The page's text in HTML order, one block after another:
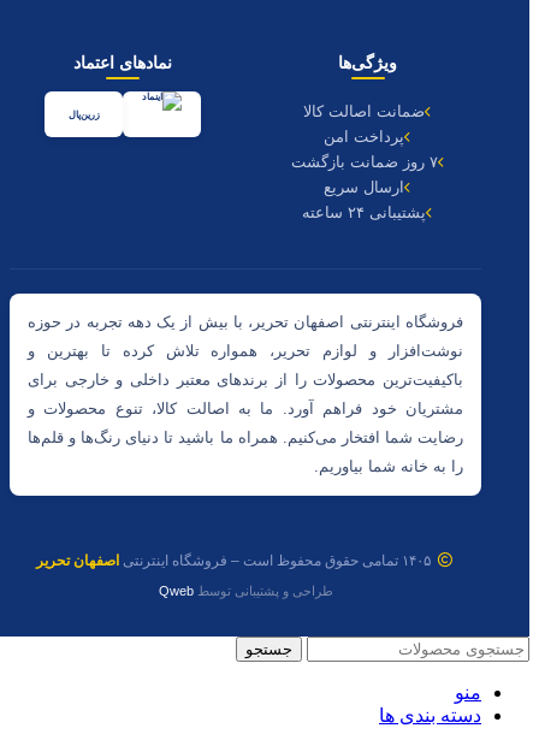
ویژگی‌ها
ضمانت اصالت کالا
پرداخت امن
۷ روز ضمانت بازگشت
ارسال سریع
پشتیبانی ۲۴ ساعته
نمادهای اعتماد
زرین‌پال
فروشگاه اینترنتی اصفهان تحریر، با بیش از یک دهه تجربه در حوزه
نوشت‌افزار و لوازم تحریر، همواره تلاش کرده تا بهترین و
باکیفیت‌ترین محصولات را از برندهای معتبر داخلی و خارجی برای
مشتریان خود فراهم آورد. ما به اصالت کالا، تنوع محصولات و
رضایت شما افتخار می‌کنیم. همراه ما باشید تا دنیای رنگ‌ها و قلم‌ها
را به خانه شما بیاوریم.
۱۴۰۵ تمامی حقوق محفوظ است – فروشگاه اینترنتی اصفهان تحریر
طراحی و پشتیبانی توسطQweb
جستجو
منو
دسته بندی ها